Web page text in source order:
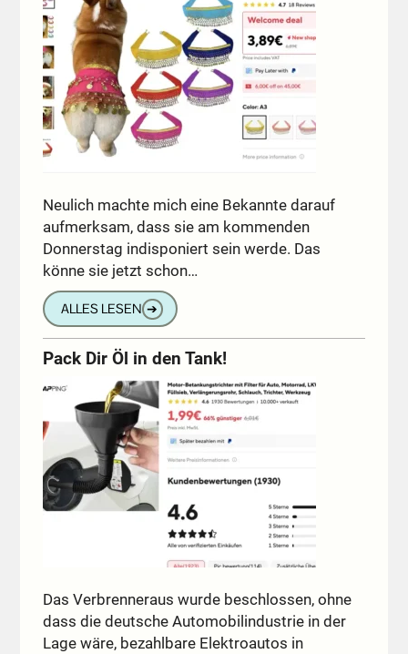
Neulich machte mich eine Bekannte darauf
aufmerksam, dass sie am kommenden
Donnerstag indisponiert sein werde. Das
könne sie jetzt schon…
ALLES LESEN ➔
Pack Dir Öl in den Tank!
Das Verbrenneraus wurde beschlossen, ohne
dass die deutsche Automobilindustrie in der
Lage wäre, bezahlbare Elektroautos in